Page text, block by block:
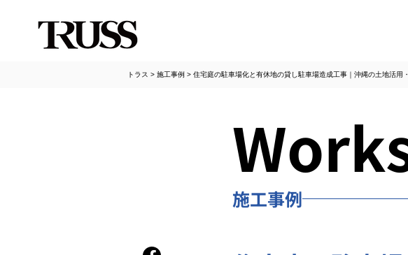
トラス > 施工事例 > 住宅庭の駐車場化と有休地の貸し駐車場造成工事｜沖縄の土地活用
施工事例